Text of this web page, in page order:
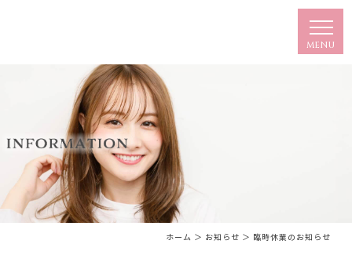
ホーム ＞ お知らせ ＞ 臨時休業のお知らせ